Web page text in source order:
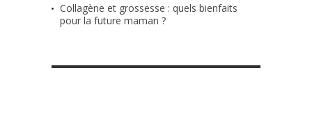
Collagène et grossesse : quels bienfaits
pour la future maman ?